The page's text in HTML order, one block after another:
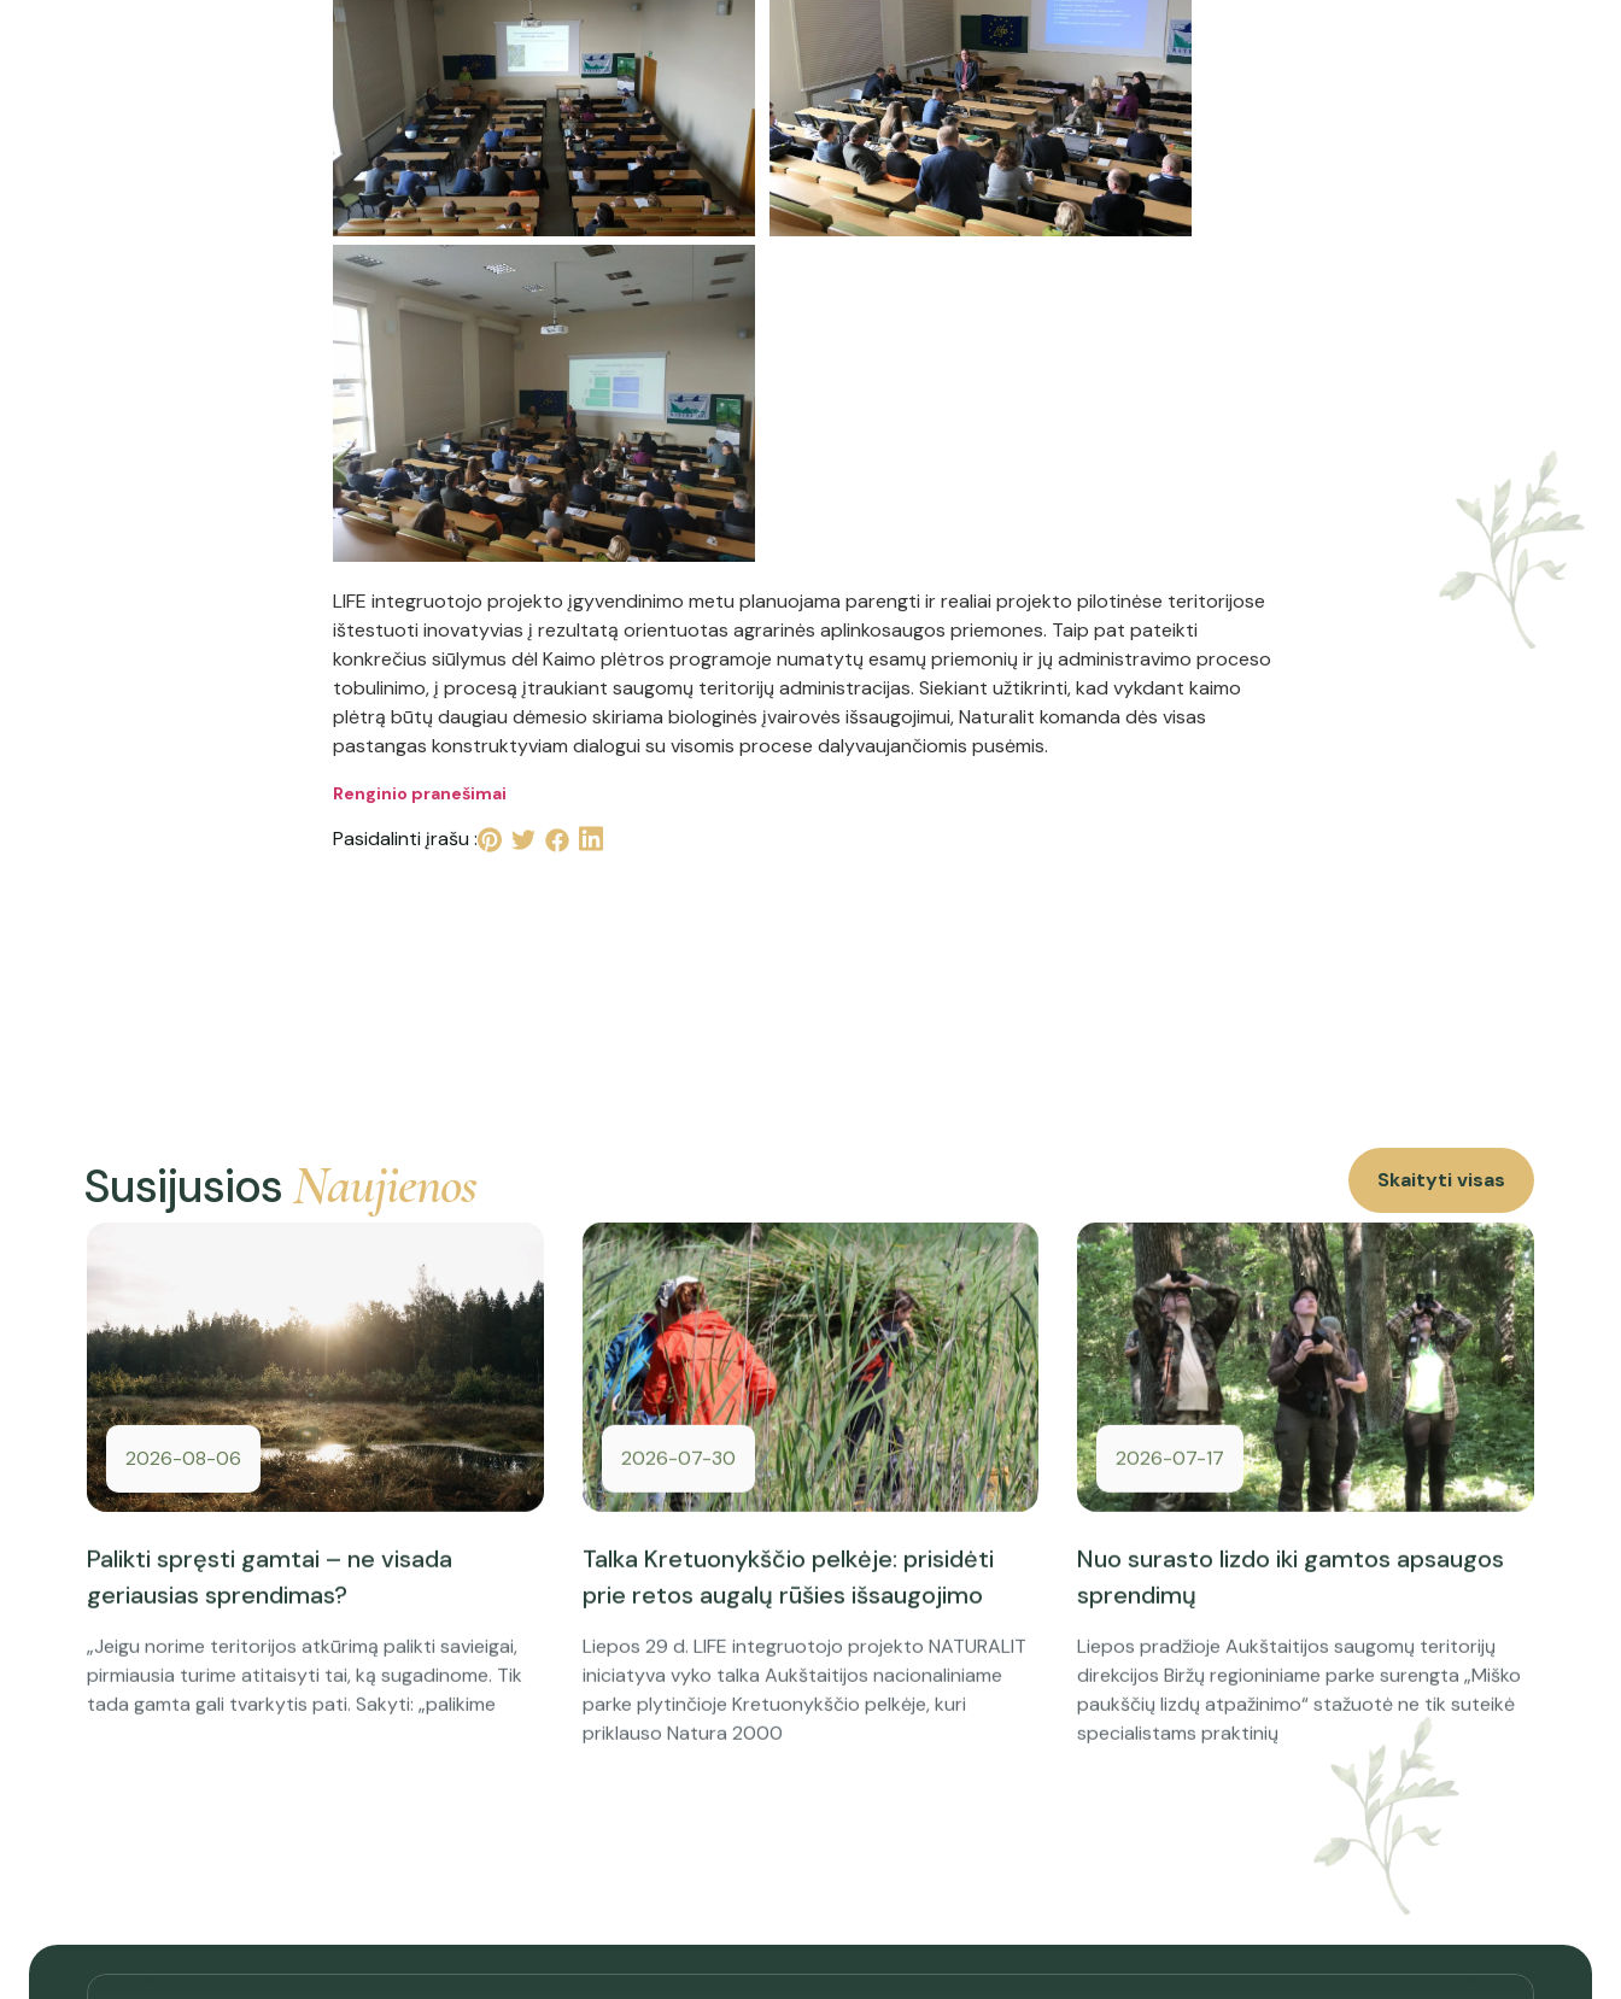
LIFE integruotojo projekto įgyvendinimo metu planuojama parengti ir realiai projekto pilotinėse teritorijose
ištestuoti inovatyvias į rezultatą orientuotas agrarinės aplinkosaugos priemones. Taip pat pateikti
konkrečius siūlymus dėl Kaimo plėtros programoje numatytų esamų priemonių ir jų administravimo proceso
tobulinimo, į procesą įtraukiant saugomų teritorijų administracijas. Siekiant užtikrinti, kad vykdant kaimo
plėtrą būtų daugiau dėmesio skiriama biologinės įvairovės išsaugojimui, Naturalit komanda dės visas
pastangas konstruktyviam dialogui su visomis procese dalyvaujančiomis pusėmis.
Renginio pranešimai
Pasidalinti įrašu :
SusijusiosNaujienos Skaityti visas
2026-08-06
Palikti spręsti gamtai – ne visada
geriausias sprendimas?
„Jeigu norime teritorijos atkūrimą palikti savieigai,
pirmiausia turime atitaisyti tai, ką sugadinome. Tik
tada gamta gali tvarkytis pati. Sakyti: „palikime
2026-07-30
Talka Kretuonykščio pelkėje: prisidėti
prie retos augalų rūšies išsaugojimo
Liepos 29 d. LIFE integruotojo projekto NATURALIT
iniciatyva vyko talka Aukštaitijos nacionaliniame
parke plytinčioje Kretuonykščio pelkėje, kuri
priklauso Natura 2000
2026-07-17
Nuo surasto lizdo iki gamtos apsaugos
sprendimų
Liepos pradžioje Aukštaitijos saugomų teritorijų
direkcijos Biržų regioniniame parke surengta „Miško
paukščių lizdų atpažinimo“ stažuotė ne tik suteikė
specialistams praktinių